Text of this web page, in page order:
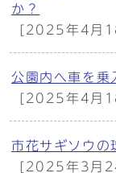
か？
[2025年4月
公園内へ車を乗
[2025年4月
市花サギソウの
[2025年3月